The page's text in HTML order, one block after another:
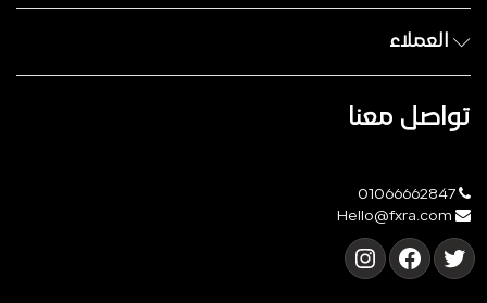
العملاء
تواصل معنا
تويترفيسبوكإنستجرام